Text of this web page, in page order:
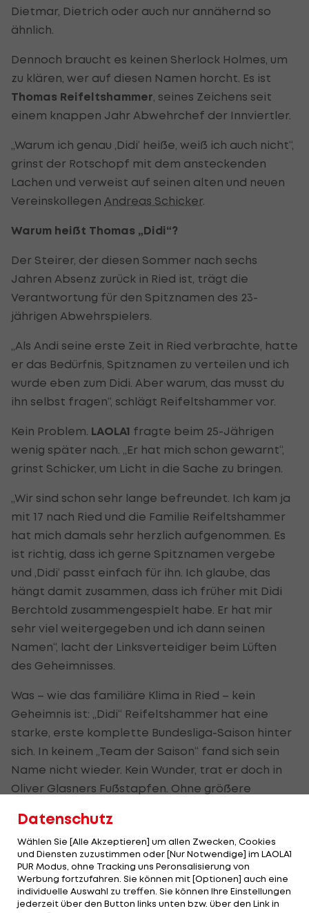
Dietmar, Dietrich oder auch nur annähernd so
ähnlich.
Dennoch braucht es keinen Sherlock Holmes, um
zu klären, wer auf diesen Namen horcht. Es ist
Thomas Reifeltshammer , seines Zeichens seit
einem knappen Jahr Abwehrchef der Innviertler.
„Warum ich genau ‚Didi‘ heiße, weiß ich auch nicht“,
grinst der Rotschopf mit dem ansteckenden
Lachen und verweist auf seinen alten und neuen
Vereinskollegen Andreas Schicker.
Warum heißt Thomas „Didi“?
Der Steirer, der diesen Sommer nach sechs
Jahren Absenz zurück in Ried ist, trägt die
Verantwortung für den Spitznamen des 23-
jährigen Abwehrspielers.
„Als Andi seine erste Zeit in Ried verbrachte, hatte
er das Bedürfnis, Spitznamen zu verteilen und ich
wurde eben zum Didi. Aber warum, das musst du
ihn selbst fragen“, schlägt Reifeltshammer vor.
Kein Problem. LAOLA1 fragte beim 25-Jährigen
wenig später nach. „Er hat mich schon gewarnt“,
grinst Schicker, um Licht in die Sache zu bringen.
„Wir sind schon sehr lange befreundet. Ich kam ja
mit 17 nach Ried und die Familie Reifeltshammer
hat mich damals sehr herzlich aufgenommen. Es
ist richtig, dass ich gerne Spitznamen vergebe
und ‚Didi‘ passt einfach für ihn. Ich glaube, das
hängt damit zusammen, dass ich früher mit Didi
Berchtold zusammengespielt habe. Er hat mir
sehr viel weitergegeben und ich dann seinen
Namen“, lacht der Linksverteidiger beim Lüften
des Geheimnisses.
Was – wie das familiäre Klima in Ried – kein
Geheimnis ist: „Didi“ Reifeltshammer hat eine
starke, erste komplette Bundesliga-Saison hinter
sich. In keinem „Team der Saison“ fand sich sein
Name nicht wieder. Kein Wunder, trat er doch in
Oliver Glasners Fußstapfen. Ohne größere
Warum „Didi“ in Ried blieb
Was wiederum eher ein Geheimnis darstellt, ist,
warum der Oberösterreicher allen Lockrufen
widerstehen konnte. Vor allem Rapid machte
Datenschutz
Wählen Sie [Alle Akzeptieren] um allen Zwecken, Cookies
und Diensten zuzustimmen oder [Nur Notwendige] im LAOLA1
PUR Modus, ohne Tracking uns Peronsalisierung von
Werbung fortzufahren. Sie können mit [Optionen] auch eine
individuelle Auswahl zu treffen. Sie können Ihre Einstellungen
jederzeit über den Button links unten bzw. über den Link in